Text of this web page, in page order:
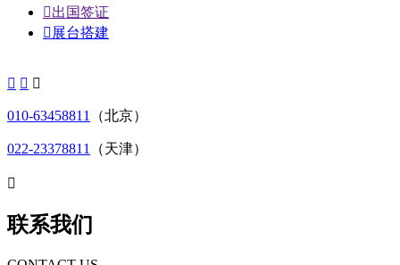
出国签证
 展台搭建
  
010-63458811 （北京）
022-23378811 （天津）

联系我们